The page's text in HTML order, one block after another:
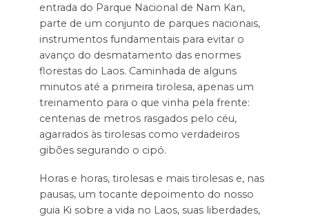
entrada do Parque Nacional de Nam Kan,
parte de um conjunto de parques nacionais,
instrumentos fundamentais para evitar o
avanço do desmatamento das enormes
florestas do Laos. Caminhada de alguns
minutos até a primeira tirolesa, apenas um
treinamento para o que vinha pela frente:
centenas de metros rasgados pelo céu,
agarrados às tirolesas como verdadeiros
gibões segurando o cipó.
Horas e horas, tirolesas e mais tirolesas e, nas
pausas, um tocante depoimento do nosso
guia Ki sobre a vida no Laos, suas liberdades,